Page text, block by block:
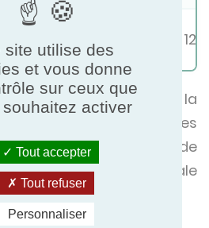
-7°C 2°C
calculé en divisant la
totale en kilowattheures
points de
l'énergie électrique totale
kilowattheures).
site utilise des
et vous donne
sur ceux que
activer
Tout accepter
Tout refuser
Personnaliser